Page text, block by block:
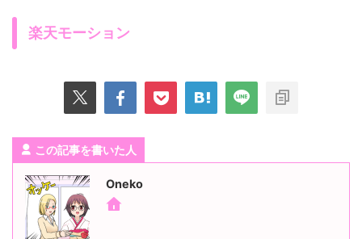
楽天モーション
この記事を書いた人
Oneko